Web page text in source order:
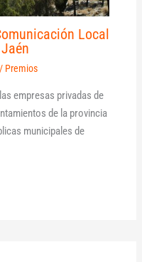
Local
/ Premios
empresas privadas de
de la provincia
municipales de